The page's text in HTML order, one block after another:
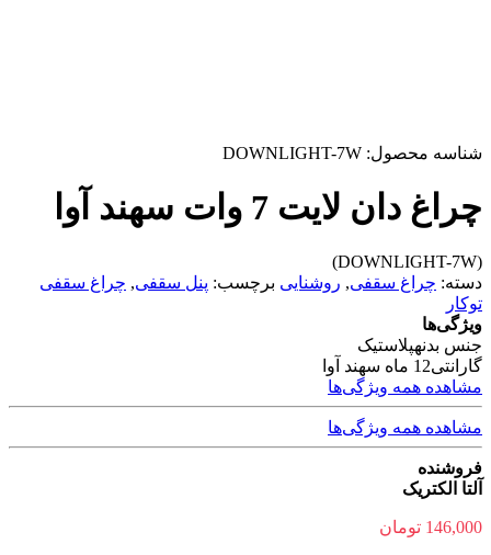
شناسه محصول: DOWNLIGHT-7W
چراغ دان لایت 7 وات سهند آوا
(DOWNLIGHT-7W)
دسته: چراغ سقفی, روشنایی برچسب: پنل سقفی, چراغ سقفی
توکار
ویژگی‌ها
جنس بدنهپلاستیک
گارانتی12 ماه سهند آوا
مشاهده همه ویژگی‌ها
مشاهده همه ویژگی‌ها
فروشنده
آلتا الکتریک
146,000 تومان